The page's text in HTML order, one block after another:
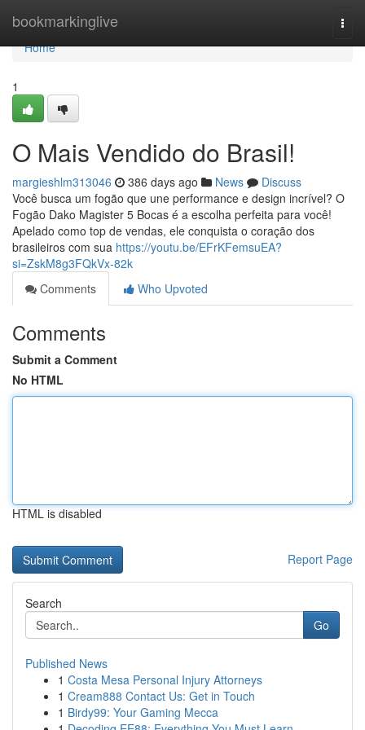
bookmarkinglive
Home
Home
1
O Mais Vendido do Brasil!
margieshlm313046 386 days ago News
Discuss
Você busca um fogão que une performance e design incrível? O
Fogão Dako Magister 5 Bocas é a escolha perfeita para você!
Apelado como top de vendas, ele conquista o coração dos
brasileiros com sua https://youtu.be/EFrKFemsuEA?
si=ZskM8g3FQkVx-82k
Comments
Who Upvoted
Comments
Submit a Comment
No HTML
HTML is disabled
Report Page
Search
Go
Published News
1 Costa Mesa Personal Injury Attorneys
1 Cream888 Contact Us: Get in Touch
1 Birdy99: Your Gaming Mecca